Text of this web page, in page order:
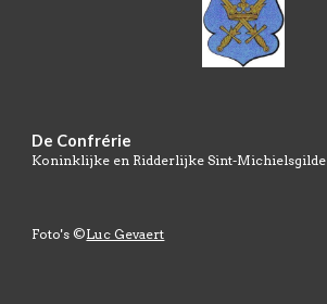
De Confrérie
Koninklijke en Ridderlijke Sint-Michielsgilde
Foto's ©Luc Gevaert